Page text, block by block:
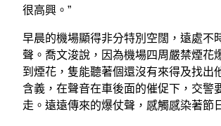
很高興。”
早晨的機場顯得非分特別空闊，遠處不
聲。喬文浚說，因為機場四周嚴禁煙花
到煙花，隻能聽著個還沒有來得及找出
含義，在聲音在車後面的催促下，交警
走。遠遠傳來的爆仗聲，感觸感染著節